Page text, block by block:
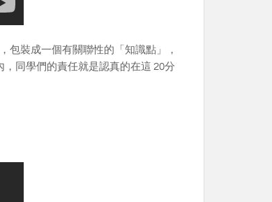
包裝成一個有關聯性的「知識點」，
同學們的責任就是認真的在這 20分